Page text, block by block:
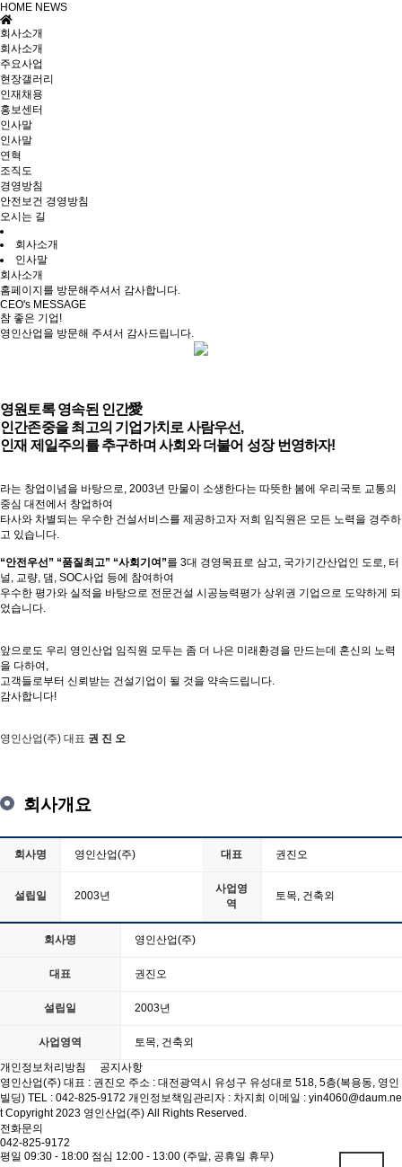
HOME NEWS
회사소개
회사소개
주요사업
현장갤러리
인재채용
홍보센터
인사말
인사말
연혁
조직도
경영방침
안전보건 경영방침
오시는 길
회사소개
인사말
회사소개
홈페이지를 방문해주셔서 감사합니다.
CEO's MESSAGE
참 좋은 기업!
영인산업을 방문해 주셔서 감사드립니다.
영원토록 영속된 인간愛
인간존중을 최고의 기업가치로 사람우선,
인재 제일주의를 추구하며 사회와 더불어 성장 번영하자!
라는 창업이념을 바탕으로, 2003년 만물이 소생한다는 따뜻한 봄에 우리국토 교통의
중심 대전에서 창업하여
타사와 차별되는 우수한 건설서비스를 제공하고자 저희 임직원은 모든 노력을 경주하
고 있습니다.
“안전우선” “품질최고” “사회기여”를 3대 경영목표로 삼고, 국가기간산업인 도로, 터
널, 교량, 댐, SOC사업 등에 참여하여
우수한 평가와 실적을 바탕으로 전문건설 시공능력평가 상위권 기업으로 도약하게 되
었습니다.
앞으로도 우리 영인산업 임직원 모두는 좀 더 나은 미래환경을 만드는데 혼신의 노력
을 다하여,
고객들로부터 신뢰받는 건설기업이 될 것을 약속드립니다.
감사합니다!
영인산업(주) 대표 권 진 오
회사개요
회사명 영인산업(주) 대표 권진오
설립일 2003년
사업영
역
토목, 건축외
회사명 영인산업(주)
대표 권진오
설립일 2003년
사업영역
토목, 건축외
개인정보처리방침
공지사항
영인산업(주) 대표 : 권진오 주소 : 대전광역시 유성구 유성대로 518, 5층(복용동, 영인
빌딩) TEL : 042-825-9172 개인정보책임관리자 : 차지희 이메일 : yin4060@daum.ne
t Copyright 2023 영인산업(주) All Rights Reserved.
전화문의
042-825-9172
평일 09:30 - 18:00 점심 12:00 - 13:00 (주말, 공휴일 휴무)